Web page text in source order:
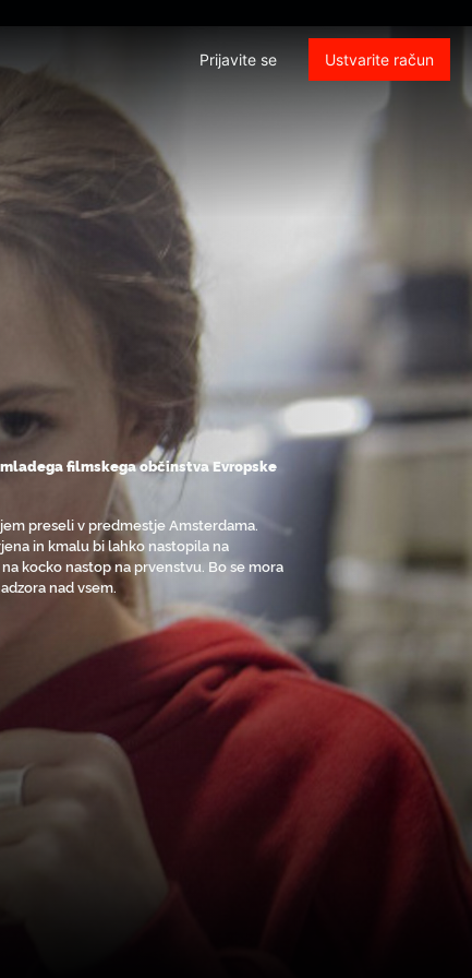
Prijavite se Ustvarite račun
filmskega občinstva Evropske
preseli v predmestje Amsterdama.
in kmalu bi lahko nastopila na
kocko nastop na prvenstvu. Bo se mora
nad vsem.